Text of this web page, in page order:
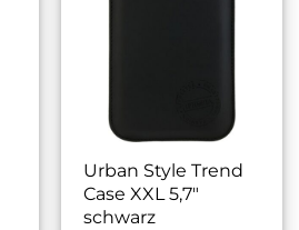
Urban Style Trend
Case XXL 5,7″
schwarz